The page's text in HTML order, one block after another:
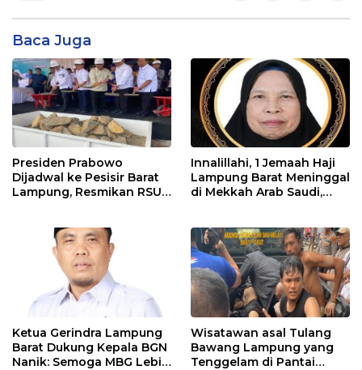
Baca Juga
Presiden Prabowo
Dijadwal ke Pesisir Barat
Lampung, Resmikan RSUD
Innalillahi, 1 Jemaah Haji
Lampung Barat Meninggal
di Mekkah Arab Saudi,
Ketua Gerindra Lampung
Barat Dukung Kepala BGN
Nanik: Semoga MBG Lebih
Wisatawan asal Tulang
Bawang Lampung yang
Tenggelam di Pantai